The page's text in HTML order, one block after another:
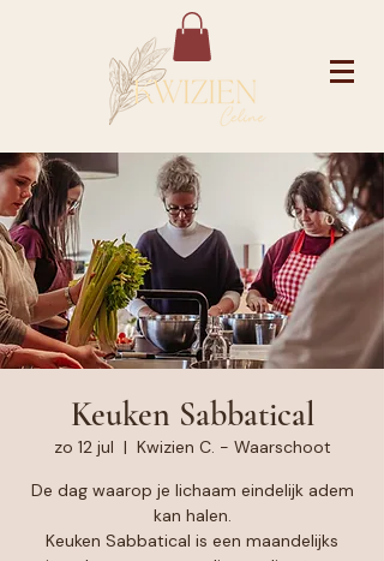
Keuken Sabbatical
zo 12 jul
  |
Kwizien C. - Waarschoot
De dag waarop je lichaam eindelijk adem
kan halen.
Keuken Sabbatical is een maandelijks